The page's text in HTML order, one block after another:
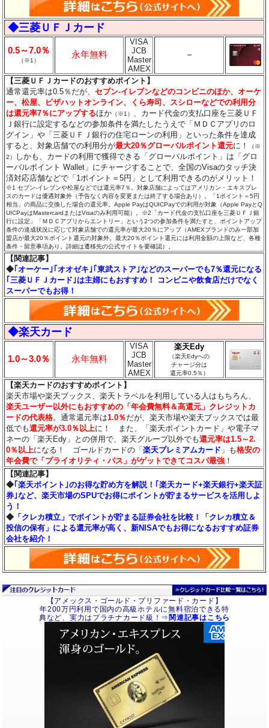
◆三菱ＵＦＪカード
0.5～7.0％
（※1）
永年無料
VISA
JCB
Master
AMEX
－
【三菱ＵＦＪカードのおすすめポイント】
通常還元率は0.5％だが、セブン‐イレブンなどのコンビニのほか、オーケ
ー、松屋、ピザハットオンライン、くら寿司、スシローなどでの利用分
は還元率7％にアップするほか （※1） 、カード代金の支払口座を三菱ＵＦ
Ｊ銀行に設定するなどの参加条件を満たしたうえで「ＭＤＣアプリのロ
グイン」や「三菱ＵＦＪ銀行の住宅ローンの利用」といった条件を達成
すると、対象店舗での利用分が最大20％グローバルポイント還元に！
（※
2）
しかも、カードの利用で獲得できる「グローバルポイント」は「グロ
ーバルポイント Wallet」にチャージすることで、全国のVisaのタッチ決
済対応店舗などで「1ポイント＝5円」として利用できるのがメリット！
※1 セブン‐イレブンや松屋などでは還元率7％。対象店舗によってはアメリカン・エキスプレ
スのカードは優遇対象外（予告なく内容を変更または終了する場合あり）。「1ポイント＝5円
相当」の商品に交換した場合の還元率。Apple PayはQUICPayでの利用が対象（Apple PayとQ
UICPayはMastercardまたはVisaのみ利用可能）。※2「カード代金の支払口座を三菱ＵＦＪ銀
行に設定」「ＭＤＣアプリからエントリー」という2つの参加条件を満たすと、ポイントアップ
条件の達成状況に応じて対象店舗での還元率が最大20％にアップ（AMEXブランドのみ一部加
盟店が最大20％ポイント還元の対象外。最大20％ポイント還元には利用金額の上限など、各種
条件・留意事項あり。詳細は遷移先の公式サイトを要確認）。
【関連記事】
◆｢オーケー｣｢オオゼキ｣｢東武ストア｣などのスーパーでも7％還元になる
｢三菱ＵＦＪカード｣は主婦にもおすすめ！ コンビニや飲食店だけでなく
スーパーでもお得！
◆楽天カード
1.0～3.0％ 永年無料
VISA
JCB
Master
AMEX
楽天Edy
（楽天Edyへの
チャージ分は
還元率0.5％）
【楽天カードのおすすめポイント】
楽天市場や楽天ブックス、楽天トラベルを利用している人はもちろん、
楽天ユーザー以外にもおすすめの「年会費無料＆高還元」クレジットカ
ードの代表格。通常還元率は1.0％だが、楽天市場や楽天ブックスでは最
低でも還元率が3.0％以上に！ また、「楽天ポイントカード」や電子マ
ネーの「楽天Edy」との併用で、楽天グループ以外でも還元率は1.5～2.
0％以上になる！ ゴールドカードの「楽天プレミアムカード 」も格安の
年会費で「プライオリティ・パス」がゲットできてコスパ最強 ！
【関連記事】
◆｢楽天ポイント｣のお得な貯め方を解説！｢楽天カード+楽天銀行+楽天証
券｣など、楽天市場のSPUでお得にポイントが貯まるサービスを活用しよ
う！
◆ 「クレカ積立」でポイントが貯まる証券会社を比較！「クレカ積立＆
投信の保有」による還元率が高く、新NISAでもお得になるおすすめ証券
会社を紹介！
【アメックス・ゴールド・プリファード・カード】
年200万円利用で国内の高級ホテルに無料宿泊できる特
典など、実力はプラチナカード級！⇒ 関連記事はこちら